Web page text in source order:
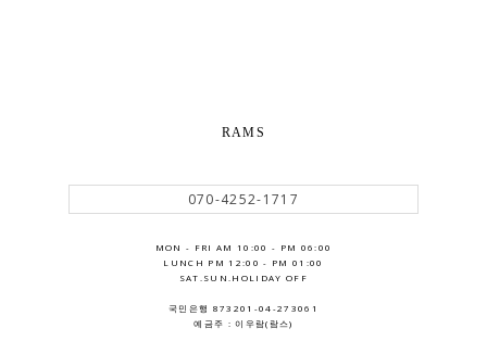
RAMS
070-4252-1717
MON - FRI AM 10:00 - PM 06:00
LUNCH PM 12:00 - PM 01:00
SAT.SUN.HOLIDAY OFF
국민은행 873201-04-273061
예금주 : 이우람(람스)